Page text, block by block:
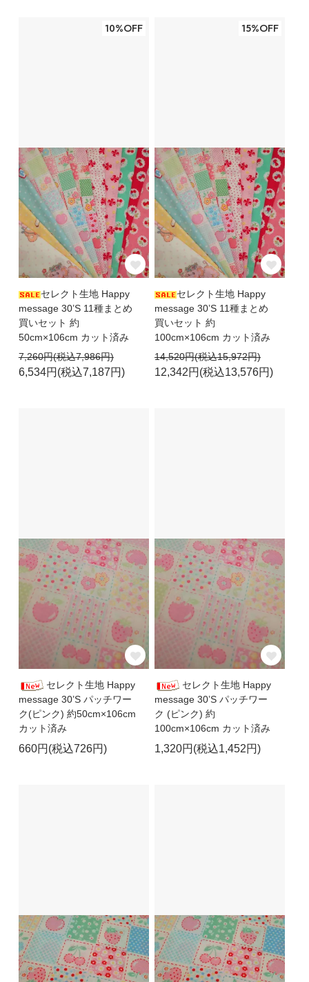
10%OFF
セレクト生地 Happy
message 30’S 11種まとめ
買いセット 約
50cm×106cm カット済み
7,260円(税込7,986円)
6,534円(税込7,187円)
15%OFF
セレクト生地 Happy
message 30’S 11種まとめ
買いセット 約
100cm×106cm カット済み
14,520円(税込15,972円)
12,342円(税込13,576円)
セレクト生地 Happy
message 30’S パッチワー
ク(ピンク) 約50cm×106cm
カット済み
660円(税込726円)
セレクト生地 Happy
message 30’S パッチワー
ク (ピンク) 約
100cm×106cm カット済み
1,320円(税込1,452円)